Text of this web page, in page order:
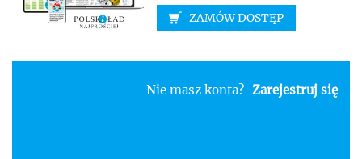
ZAMÓW DOSTĘP
Nie masz konta? Zarejestruj się